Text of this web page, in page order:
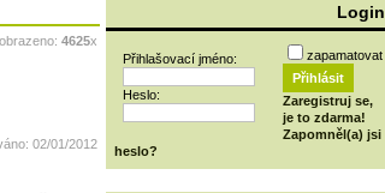
4625x
02/01/2012
Login
Přihlašovací jméno:
Heslo:
zapamatovat
Zaregistruj se,
je to zdarma!
Zapomněl(a) jsi
heslo?